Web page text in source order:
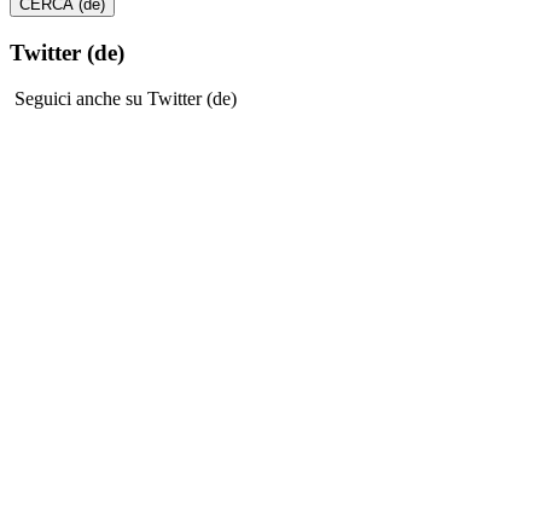
Twitter (de)
Seguici anche su Twitter (de)